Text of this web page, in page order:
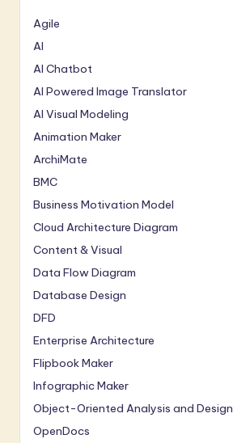
Agile
AI
AI Chatbot
AI Powered Image Translator
AI Visual Modeling
Animation Maker
ArchiMate
BMC
Business Motivation Model
Cloud Architecture Diagram
Content & Visual
Data Flow Diagram
Database Design
DFD
Enterprise Architecture
Flipbook Maker
Infographic Maker
Object-Oriented Analysis and Design
OpenDocs